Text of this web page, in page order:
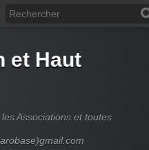
et Haut
Associations et toutes